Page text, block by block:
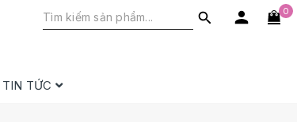
0
TIN TỨC